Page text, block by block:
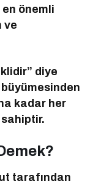
en önemli
ve
diye
kadar her
tarafından